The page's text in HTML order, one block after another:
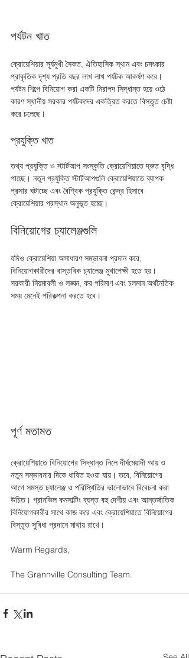
পর্যটন খাত
ক্রোয়েশিয়ার সূর্যমুখী সৈকত, ঐতিহাসিক স্থান এবং চমৎকার
প্রাকৃতিক দৃশ্য প্রতি বছর লাখ লাখ পর্যটক আকর্ষণ করে।
পর্যটন শিল্পে বিনিয়োগ করা একটি নিরাপদ সিদ্ধান্ত হয়ে ওঠে
কারণ স্থানীয় সরকার পর্যটকদের একত্রিত করতে বিস্তৃত চেষ্টা
করে চলেছে।
প্রযুক্তি খাত
তথ্য প্রযুক্তি ও স্টার্টআপ সংস্কৃতি ক্রোয়েশিয়াতে দ্রুত বৃদ্ধি
পাচ্ছে। নতুন প্রযুক্তি স্টার্টআপগুলি ক্রোয়েশিয়াতে ব্যাপক
প্রসার ঘটাচ্ছে এবং বৈশ্বিক প্রযুক্তি কেন্দ্র হিসাবে
ক্রোয়েশিয়ার প্রস্থান অনুভূত হচ্ছে।
বিনিয়োগের চ্যালেঞ্জগুলি
যদিও ক্রোয়েশিয়া অসাধারণ সম্ভাবনা প্রদান করে,
বিনিয়োগকারীদের বাস্তবিক চ্যালেঞ্জ মুখাপেক্ষী হতে হয়।
সরকারী নিয়মাবলী ও লঙ্ঘন, কর পরিমাণ এবং চলমান অর্থনৈতিক
সময় মেনেই পরিকল্পনা করতে হবে।
পূর্ণ মতামত
ক্রোয়েশিয়াতে বিনিয়োগের সিদ্ধান্ত নিলে দীর্ঘমেয়াদী আয় ও
নতুন সম্ভাবনার দিকে ধাবিত হওয়া যায়। তবে, বিনিয়োগের
আগে সমস্ত চ্যালেঞ্জ ও পরিস্থিতির ভালোভাবে বিবেচনা করা
উচিত। গ্রানভিল কনসাল্টিং ব্যস্ত বহু দেশীয় এবং আন্তর্জাতিক
বিনিয়োগকারীর সাথে কাজ করে এবং ক্রোয়েশিয়াতে বিনিয়োগের
বিস্তৃত সুবিধা প্রদানে মাথায় রাখে।
Warm Regards,
The Grannville Consulting Team.